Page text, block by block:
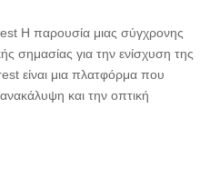
Η παρουσία μιας σύγχρονης
σημασίας για την ενίσχυση της
είναι μια πλατφόρμα που
και την οπτική